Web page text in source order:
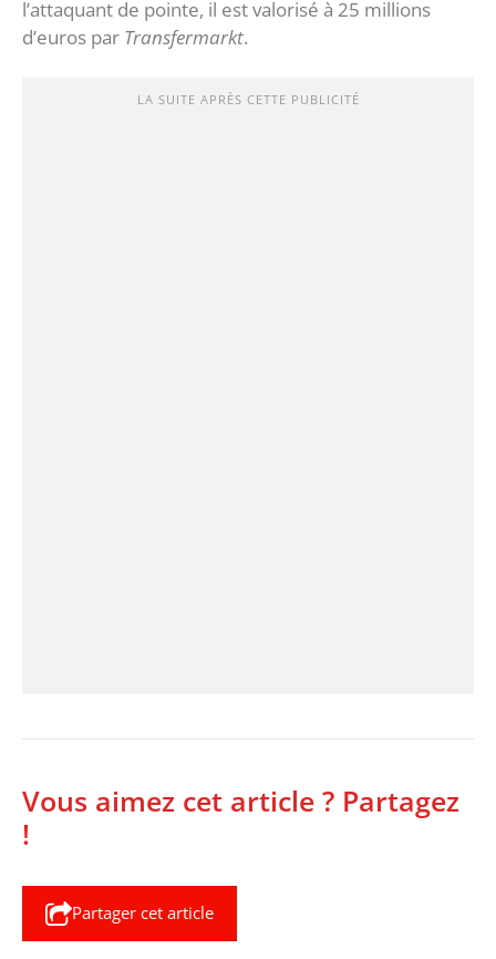
l’attaquant de pointe, il est valorisé à 25 millions
d’euros par Transfermarkt.
LA SUITE APRÈS CETTE PUBLICITÉ
Vous aimez cet article ? Partagez
!
Partager cet article